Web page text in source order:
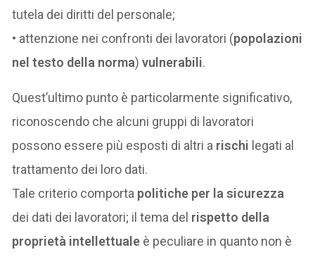
tutela dei diritti del personale;
• attenzione nei confronti dei lavoratori (popolazioni
nel testo della norma)vulnerabili.
Quest’ultimo punto è particolarmente significativo,
riconoscendo che alcuni gruppi di lavoratori
possono essere più esposti di altri a rischi legati al
trattamento dei loro dati.
Tale criterio comporta politiche per la sicurezza
dei dati dei lavoratori; il tema del rispetto della
proprietà intellettuale è peculiare in quanto non è